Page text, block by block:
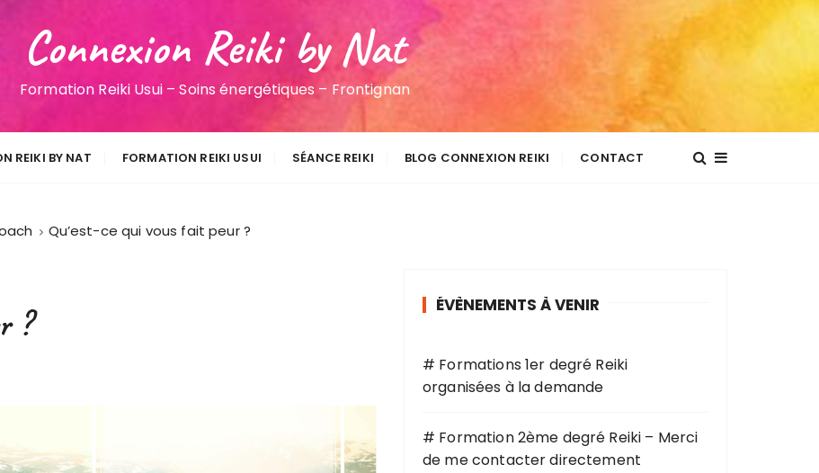
Connexion Reiki by Nat
Formation Reiki Usui – Soins énergétiques – Frontignan
REIKI BY NAT FORMATION REIKI USUI SÉANCE REIKI BLOG CONNEXION REIKI CONTACT
Qu’est-ce qui vous fait peur ?
? ÉVÈNEMENTS À VENIR
# Formations 1er degré Reiki
organisées à la demande
# Formation 2ème degré Reiki – Merci
de me contacter directement